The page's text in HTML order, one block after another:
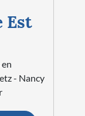
Est
- Nancy